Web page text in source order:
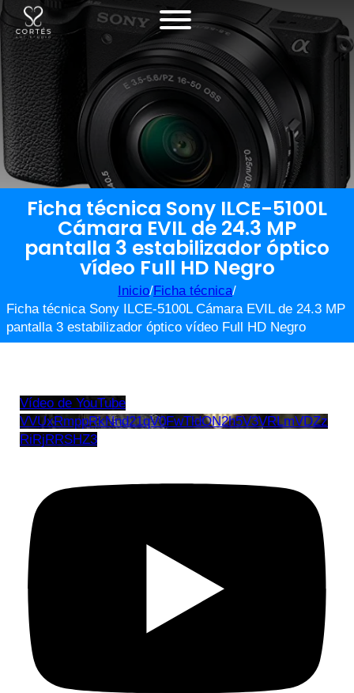
Ficha técnica Sony ILCE-5100L
Cámara EVIL de 24.3 MP
pantalla 3 estabilizador óptico
vídeo Full HD Negro
Inicio/Ficha técnica/
Ficha técnica Sony ILCE-5100L Cámara EVIL de 24.3 MP
pantalla 3 estabilizador óptico vídeo Full HD Negro
Vídeo de YouTube
VVUxRmppRkNnd21qV0FwTldON2h5V3VRLmVDZz
RiRjRRSHZ3